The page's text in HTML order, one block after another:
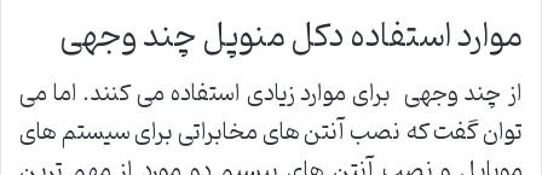
موارد استفاده دکل منوپل چند وجهی
از چند وجهی برای موارد زیادی استفاده می کنند. اما می
توان گفت که نصب آنتن های مخابراتی برای سیستم های